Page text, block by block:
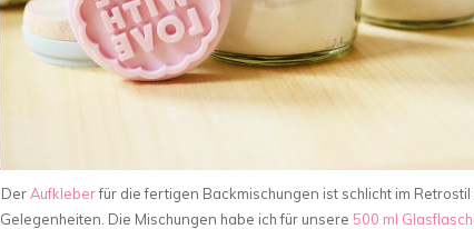
DerAufkleberfür die fertigen Backmischungen ist schlicht im
Gelegenheiten. Die Mischungen habe ich für unsere 500 ml